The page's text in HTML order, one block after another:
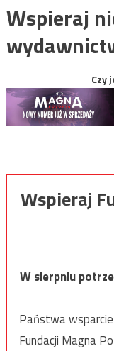
Wspieraj
Czy
Wspieraj
W sierpniu
Państwa
Fundacji Magna